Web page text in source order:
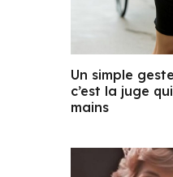
Un simple
c’est la juge
mains